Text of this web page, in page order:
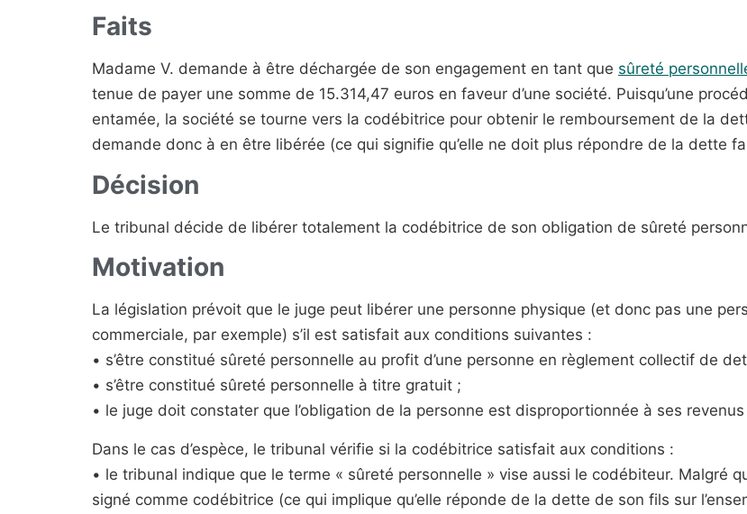
Faits
Madame V. demande à être déchargée de son engagement en tant que sûreté
tenue de payer une somme de 15.314,47 euros en faveur d’une société. Puisqu’une
entamée, la société se tourne vers la codébitrice pour obtenir le remboursement de la
demande donc à en être libérée (ce qui signifie qu’elle ne doit plus répondre de la dette
Décision
Le tribunal décide de libérer totalement la codébitrice de son obligation de sûreté
Motivation
La législation prévoit que le juge peut libérer une personne physique (et donc pas une
commerciale, par exemple) s’il est satisfait aux conditions suivantes :
• s’être constitué sûreté personnelle au profit d’une personne en règlement collectif de
• s’être constitué sûreté personnelle à titre gratuit ;
• le juge doit constater que l’obligation de la personne est disproportionnée à ses
Dans le cas d’espèce, le tribunal vérifie si la codébitrice satisfait aux conditions :
• le tribunal indique que le terme « sûreté personnelle » vise aussi le codébiteur. Malgré
signé comme codébitrice (ce qui implique qu’elle réponde de la dette de son fils sur